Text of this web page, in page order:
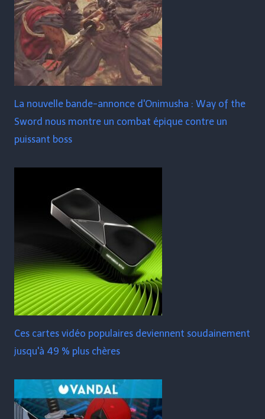
La nouvelle bande-annonce d'Onimusha : Way of the
Sword nous montre un combat épique contre un
puissant boss
Ces cartes vidéo populaires deviennent soudainement
jusqu'à 49 % plus chères